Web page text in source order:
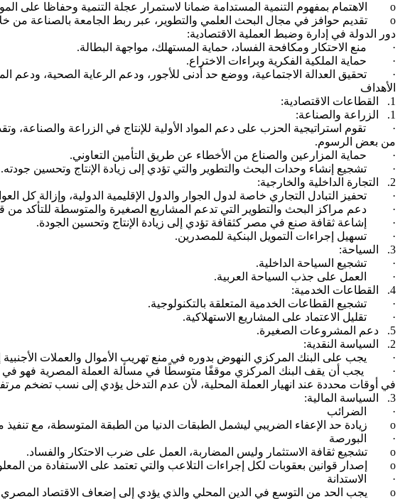
o الاهتمام بمفهوم التنمية المستدامة ضمانا لاستمرار عجلة التنمية وحفاظا على الموارد الطبيعية للدولة.
o تقديم حوافز في مجال البحث العلمي والتطوير، عبر ربط الجامعة بالصناعة من خلال ما يسمى ب “TECNOPARKS”.
دور الدولة في إدارة وضبط العملية الاقتصادية:
· منع الاحتكار ومكافحة الفساد، حماية المستهلك، مواجهة البطالة.
· حماية الملكية الفكرية وبراءات الاختراع.
· تحقيق العدالة الاجتماعية، ووضع حد أدنى للأجور، ودعم الرعاية الصحية، ودعم
الأهداف
1. القطاعات الاقتصادية:
1. الزراعة والصناعة:
· تقوم استراتيجية الحزب على دعم المواد الأولية للإنتاج في الزراعة والصناعة،
من بعض الرسوم.
· حماية المزارعين والصناع من الأخطاء عن طريق التأمين التعاوني.
· تشجيع إنشاء وحدات البحث والتطوير والتي تؤدي إلى زيادة الإنتاج وتحسين جودته.
2. التجارة الداخلية والخارجية:
· تحفيز التبادل التجاري خاصة لدول الجوار والدول الإقليمية الدولية، وإزالة كل
· دعم مراكز البحث والتطوير التي تدعم المشاريع الصغيرة والمتوسطة للتأكد من
· إشاعة ثقافة صنع في مصر كثقافة تؤدي إلى زيادة الإنتاج وتحسين الجودة.
· تسهيل إجراءات التمويل البنكية للمصدرين.
3. السياحة:
· تشجيع السياحة الداخلية.
· العمل على جذب السياحة العربية.
4. القطاعات الخدمية:
· تشجيع القطاعات الخدمية المتعلقة بالتكنولوجية.
· تقليل الاعتماد على المشاريع الاستهلاكية.
5. دعم المشروعات الصغيرة.
2. السياسة النقدية:
· يجب على البنك المركزي النهوض بدوره في منع تهريب الأموال والعملات الأجنبية
· يجب أن يقف البنك المركزي موقفًا متوسطًا في مسألة العملة المصرية فهو في
في أوقات محددة عند انهيار العملة المحلية، لأن عدم التدخل يؤدي إلى نسب تضخم
3. السياسة المالية:
· الضرائب
o زيادة حد الإعفاء الضريبي ليشمل الطبقات الدنيا من الطبقة المتوسطة، مع تنفيذ مبدأ الضرائب التصاعدية.
· البورصة
o تشجيع ثقافة الاستثمار وليس المضاربة، العمل على ضرب الاحتكار والفساد.
o إصدار قوانين بعقوبات لكل إجراءات التلاعب والتي تعتمد على الاستفادة من المعلومات الداخلية للبورصة.
· الاستدانة
o يجب الحد من التوسع في الدين المحلي والذي يؤدي إلى إضعاف الاقتصاد المصري وحرمان الأجيال القادمة من حقها في ثروات مصر، مع التوسع في الموارد التمويلية الأخرى.